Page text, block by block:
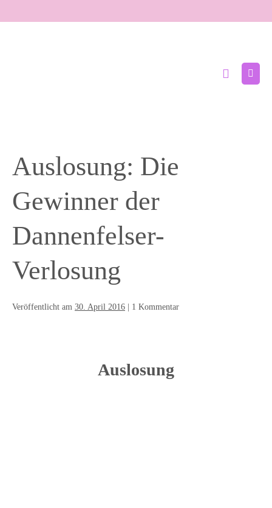
Suche-
Auslosung: Die
Gewinner der
Dannenfelser-
Verlosung
Veröffentlicht am 30. April 2016 1 Kommentar
Auslosung